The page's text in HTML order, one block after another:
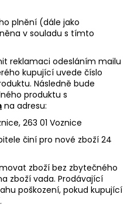
plnění (dále jako
v souladu s tímto
reklamaci odesláním mailu
kupující uvede číslo
Následně bude
produktu s
na adresu:
263 01 Voznice
činí pro nové zboží 24
zboží bez zbytečného
zboží vada. Prodávající
poškození, pokud kupující